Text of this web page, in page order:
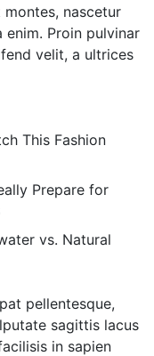
nascetur
enim. Proin pulvinar
velit, a ultrices
This Fashion
Prepare for
vs. Natural
pellentesque,
sagittis lacus
in sapien